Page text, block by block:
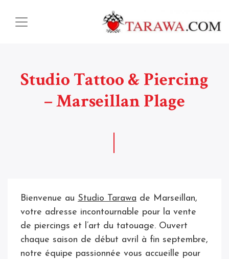
Studio Tattoo & Piercing
– Marseillan Plage
Bienvenue au Studio Tarawa de Marseillan,
votre adresse incontournable pour la vente
de piercings et l’art du tatouage. Ouvert
chaque saison de début avril à fin septembre,
notre équipe passionnée vous accueille pour